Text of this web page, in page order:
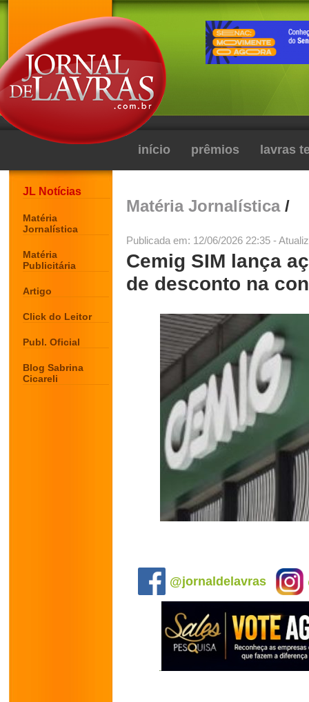
início prêmios lavras
JL Notícias
Matéria
Jornalística
Matéria
Publicitária
Artigo
Click do Leitor
Publ. Oficial
Blog Sabrina
Cicareli
Matéria Jornalística/
Publicada em: 12/06/2026 22:35 -
Cemig SIM lança
de desconto na
@jornaldelavras